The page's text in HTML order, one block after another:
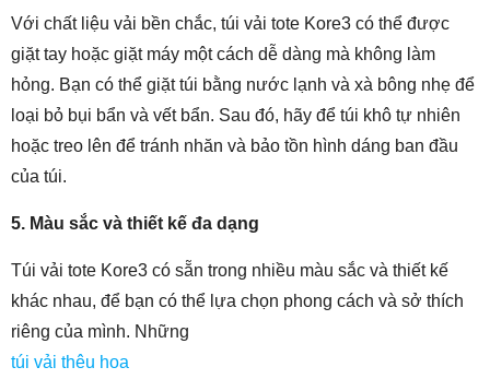
Với chất liệu vải bền chắc, túi vải tote Kore3 có thể được
giặt tay hoặc giặt máy một cách dễ dàng mà không làm
hỏng. Bạn có thể giặt túi bằng nước lạnh và xà bông nhẹ để
loại bỏ bụi bẩn và vết bẩn. Sau đó, hãy để túi khô tự nhiên
hoặc treo lên để tránh nhăn và bảo tồn hình dáng ban đầu
của túi.
5. Màu sắc và thiết kế đa dạng
Túi vải tote Kore3 có sẵn trong nhiều màu sắc và thiết kế
khác nhau, để bạn có thể lựa chọn phong cách và sở thích
riêng của mình. Những
túi vải thêu hoa